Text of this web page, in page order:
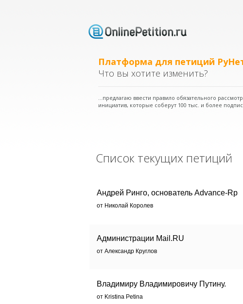
Платформа для петиций
Что вы хотите изменить?
...предлагаю ввести правило обязательного
инициатив, которые соберут 100 тыс. и более
Список текущих петиций
Андрей Ринго, основатель Advance-Rp
от Николай Королев
Администрации Mail.RU
от Александр Круглов
Владимиру Владимировичу Путину.
от Kristina Petina